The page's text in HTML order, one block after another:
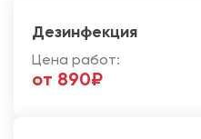
Дезинфекция
Цена работ:
от 890₽